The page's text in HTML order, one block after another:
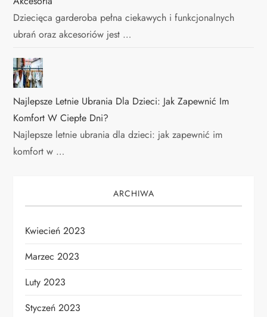
Dziecięca garderoba pełna ciekawych i funkcjonalnych
ubrań oraz akcesoriów jest …
Najlepsze Letnie Ubrania Dla Dzieci: Jak Zapewnić Im
Komfort W Ciepłe Dni?
Najlepsze letnie ubrania dla dzieci: jak zapewnić im
komfort w …
ARCHIWA
Kwiecień 2023
Marzec 2023
Luty 2023
Styczeń 2023